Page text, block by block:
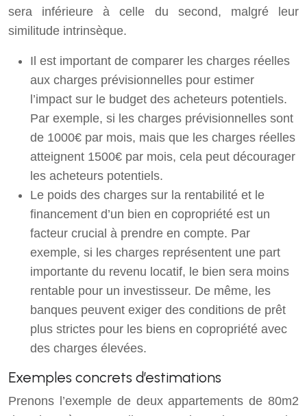
sera inférieure à celle du second, malgré leur
similitude intrinsèque.
Il est important de comparer les charges réelles
aux charges prévisionnelles pour estimer
l’impact sur le budget des acheteurs potentiels.
Par exemple, si les charges prévisionnelles sont
de 1000€ par mois, mais que les charges réelles
atteignent 1500€ par mois, cela peut décourager
les acheteurs potentiels.
Le poids des charges sur la rentabilité et le
financement d’un bien en copropriété est un
facteur crucial à prendre en compte. Par
exemple, si les charges représentent une part
importante du revenu locatif, le bien sera moins
rentable pour un investisseur. De même, les
banques peuvent exiger des conditions de prêt
plus strictes pour les biens en copropriété avec
des charges élevées.
Exemples concrets d’estimations
Prenons l’exemple de deux appartements de 80m2